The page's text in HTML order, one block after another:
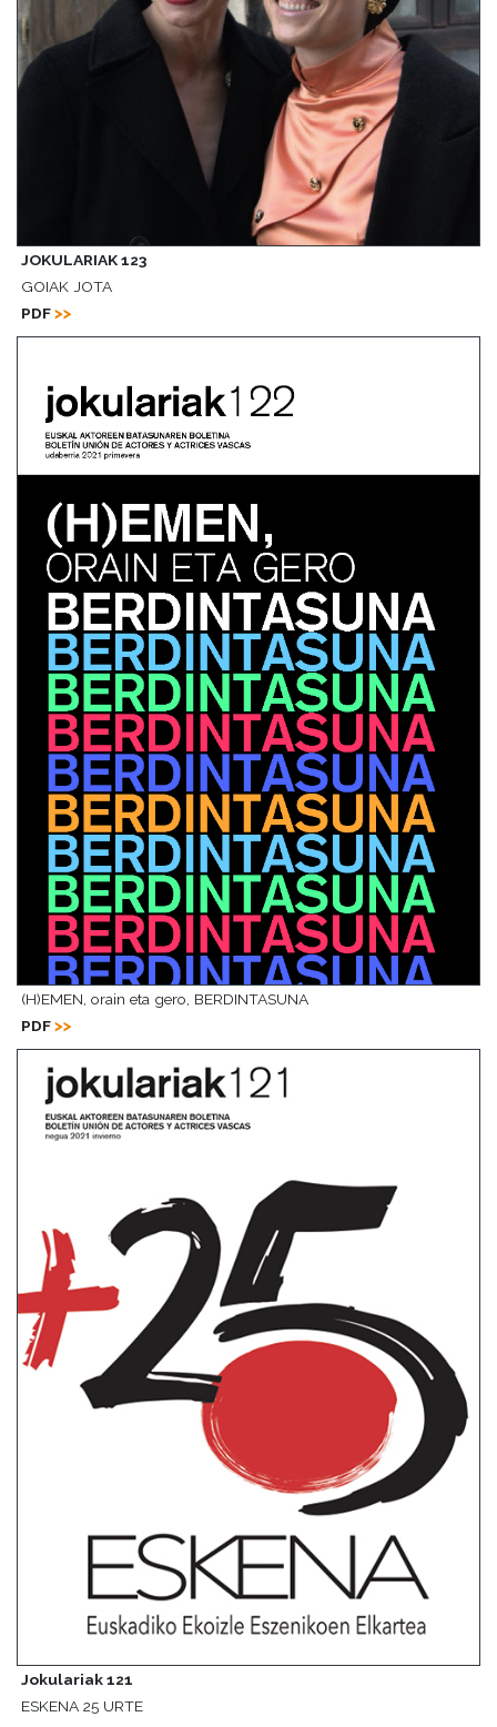
JOKULARIAK 123
GOIAK JOTA
PDF
(H)EMEN, orain eta gero, BERDINTASUNA
PDF
Jokulariak 121
ESKENA 25 URTE